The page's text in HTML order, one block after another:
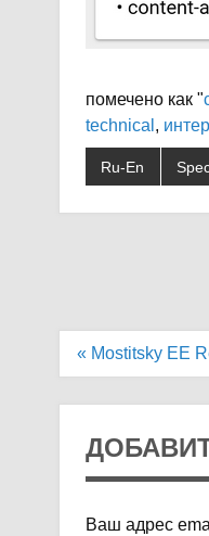
помечено как "
technical ,
Ru-En
Навигация
« Mostitsky EE
Ваш адрес